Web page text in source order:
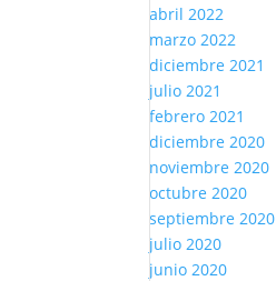
abril 2022
marzo 2022
diciembre 2021
julio 2021
febrero 2021
diciembre 2020
noviembre 2020
octubre 2020
septiembre 2020
julio 2020
junio 2020